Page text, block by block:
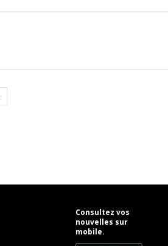
Consultez vos
nouvelles sur
mobile.